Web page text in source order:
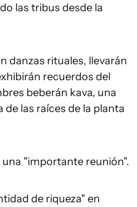
las tribus desde la
danzas rituales, llevarán
recuerdos del
beberán kava, una
las raíces de la planta
"importante reunión".
de riqueza" en